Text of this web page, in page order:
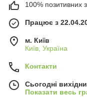
100% позитивних з
Працює з
м. Київ
Київ, Україна
Контакти
Сьогодні
Показати весь